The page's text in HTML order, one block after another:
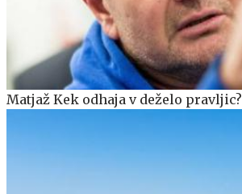
Matjaž Kek odhaja v deželo pravljic?